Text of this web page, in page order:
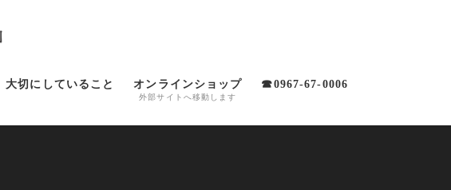
大切にしていること オンラインショップ
外部サイトへ移動します
☎0967-67-0006